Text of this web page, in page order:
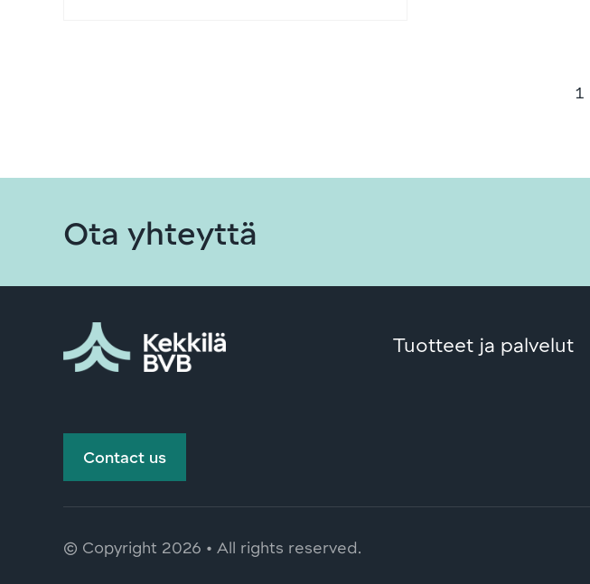
1
Ota yhteyttä
Tuotteet ja palvelut
Contact us
© Copyright 2026 • All rights reserved.